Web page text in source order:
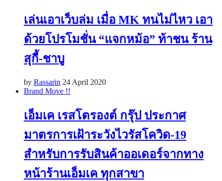
เล่นเอาเว็บล่ม เมื่อ MK ทนไม่ไหว เอา
ด้วยโปรโมชั่น “แจกหม้อ” ท้าชน ร้าน
สุกี้-ชาบู
by Rassarin 24 April 2020
Brand Move !!
เอ็มเค เรสโตรองต์ กรุ๊ป ประกาศ
มาตรการเฝ้าระวังไวรัสโควิด-19
สำหรับการรับสินค้าออเดอร์จากทาง
หน้าร้านเอ็มเค ทุกสาขา